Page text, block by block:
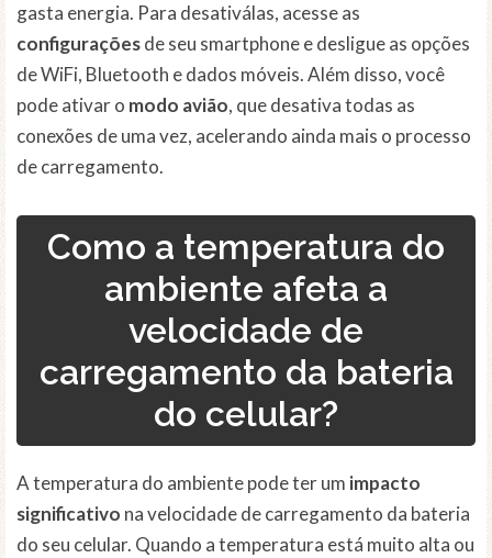
gasta energia. Para desativálas, acesse as
configuraçõesde seu smartphone e desligue as opções
de WiFi, Bluetooth e dados móveis. Além disso, você
pode ativar o modo avião, que desativa todas as
conexões de uma vez, acelerando ainda mais o processo
de carregamento.
Como a temperatura do
ambiente afeta a
velocidade de
carregamento da bateria
do celular?
A temperatura do ambiente pode ter um impacto
significativo na velocidade de carregamento da bateria
do seu celular. Quando a temperatura está muito alta ou